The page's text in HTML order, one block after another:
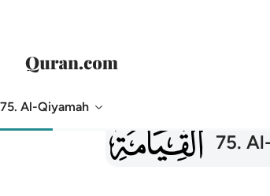
75. Al-Qiyamah
075 75.